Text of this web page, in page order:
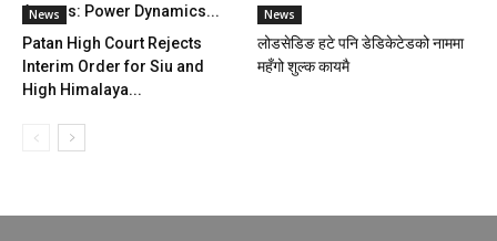
Access: Power Dynamics...
News
Patan High Court Rejects
Interim Order for Siu and
High Himalaya...
News
लोडसेडिङ हटे पनि डेडिकेटेडको नाममा
महँगो शुल्क कायमै